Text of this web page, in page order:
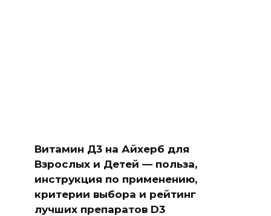
Витамин Д3 на Айхерб для
Взрослых и Детей — польза,
инструкция по применению,
критерии выбора и рейтинг
лучших препаратов D3